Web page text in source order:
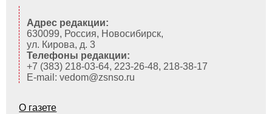
Адрес редакции:
630099, Россия, Новосибирск,
ул. Кирова, д. 3
Телефоны редакции:
+7 (383) 218-03-64, 223-26-48, 218-38-17
E-mail: vedom@zsnso.ru
О газете